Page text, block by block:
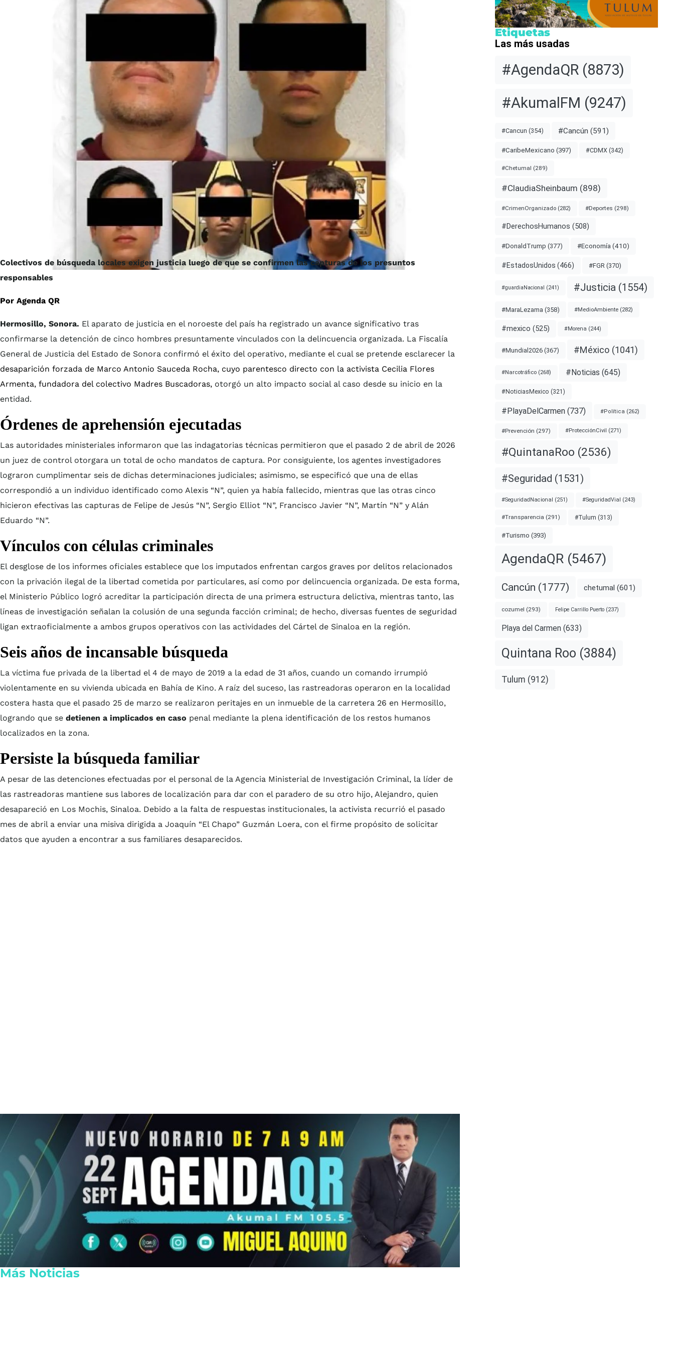
Colectivos de búsqueda locales exigen justicia luego de que se confirmen las capturas de los presuntos
responsables
Por Agenda QR
Hermosillo, Sonora. El aparato de justicia en el noroeste del país ha registrado un avance significativo tras
confirmarse la detención de cinco hombres presuntamente vinculados con la delincuencia organizada. La Fiscalía
General de Justicia del Estado de Sonora confirmó el éxito del operativo, mediante el cual se pretende esclarecer la
desaparición forzada de Marco Antonio Sauceda Rocha, cuyo parentesco directo con la activista Cecilia Flores
Armenta, fundadora del colectivo Madres Buscadoras, otorgó un alto impacto social al caso desde su inicio en la
entidad.
Órdenes de aprehensión ejecutadas
Las autoridades ministeriales informaron que las indagatorias técnicas permitieron que el pasado 2 de abril de 2026
un juez de control otorgara un total de ocho mandatos de captura. Por consiguiente, los agentes investigadores
lograron cumplimentar seis de dichas determinaciones judiciales; asimismo, se especificó que una de ellas
correspondió a un individuo identificado como Alexis “N”, quien ya había fallecido, mientras que las otras cinco
hicieron efectivas las capturas de Felipe de Jesús “N”, Sergio Elliot “N”, Francisco Javier “N”, Martín “N” y Alán
Eduardo “N”.
Vínculos con células criminales
El desglose de los informes oficiales establece que los imputados enfrentan cargos graves por delitos relacionados
con la privación ilegal de la libertad cometida por particulares, así como por delincuencia organizada. De esta forma,
el Ministerio Público logró acreditar la participación directa de una primera estructura delictiva, mientras tanto, las
líneas de investigación señalan la colusión de una segunda facción criminal; de hecho, diversas fuentes de seguridad
ligan extraoficialmente a ambos grupos operativos con las actividades del Cártel de Sinaloa en la región.
Seis años de incansable búsqueda
La víctima fue privada de la libertad el 4 de mayo de 2019 a la edad de 31 años, cuando un comando irrumpió
violentamente en su vivienda ubicada en Bahía de Kino. A raíz del suceso, las rastreadoras operaron en la localidad
costera hasta que el pasado 25 de marzo se realizaron peritajes en un inmueble de la carretera 26 en Hermosillo,
logrando que se detienen a implicados en caso penal mediante la plena identificación de los restos humanos
localizados en la zona.
Persiste la búsqueda familiar
A pesar de las detenciones efectuadas por el personal de la Agencia Ministerial de Investigación Criminal, la líder de
las rastreadoras mantiene sus labores de localización para dar con el paradero de su otro hijo, Alejandro, quien
desapareció en Los Mochis, Sinaloa. Debido a la falta de respuestas institucionales, la activista recurrió el pasado
mes de abril a enviar una misiva dirigida a Joaquín “El Chapo” Guzmán Loera, con el firme propósito de solicitar
datos que ayuden a encontrar a sus familiares desaparecidos.
Más Noticias
Etiquetas
Las más usadas
#AgendaQR(8873)
#AkumalFM (9247)
#Cancun (354) #Cancún (591)
#CaribeMexicano (397) #CDMX(342)
#Chetumal (289)
#ClaudiaSheinbaum (898)
#CrimenOrganizado(282) #Deportes (298)
#DerechosHumanos (508)
#DonaldTrump (377) #Economía (410)
#EstadosUnidos (466) #FGR (370)
#guardiaNacional (241) #Justicia (1554)
#MaraLezama (358) #MedioAmbiente(282)
#mexico (525) #Morena (244)
#Mundial2026(367) #México(1041)
#Narcotráfico(268) #Noticias (645)
#NoticiasMexico (321)
#PlayaDelCarmen(737) #Política (262)
#Prevención (297) #ProtecciónCivil (271)
#QuintanaRoo (2536)
#Seguridad (1531)
#SeguridadNacional (251) #SeguridadVial (243)
#Transparencia (291) #Tulum (313)
#Turismo (393)
AgendaQR(5467)
Cancún (1777) chetumal (601)
cozumel (293) Felipe Carrillo Puerto(237)
Playa del Carmen (633)
Quintana Roo (3884)
Tulum (912)